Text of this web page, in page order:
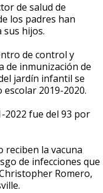
de salud de
los padres han
hijos.
de control y
de inmunización de
jardín infantil se
2019-2020.
2022 fue del 93 por
reciben la vacuna
de infecciones que
Romero,